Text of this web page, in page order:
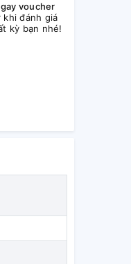
voucher
khi đánh giá
kỳ bạn nhé!